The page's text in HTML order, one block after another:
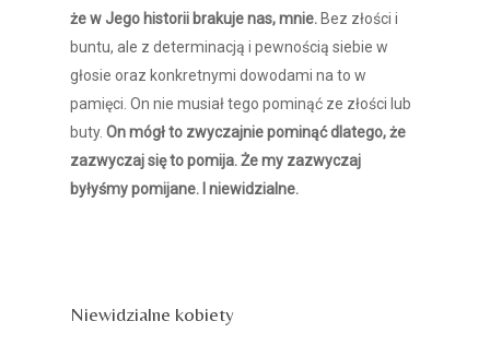
że w Jego historii brakuje nas, mnie. Bez złości i
buntu, ale z determinacją i pewnością siebie w
głosie oraz konkretnymi dowodami na to w
pamięci. On nie musiał tego pominąć ze złości lub
buty.On mógł to zwyczajnie pominąć dlatego, że
zazwyczaj się to pomija. Że my zazwyczaj
byłyśmy pomijane. I niewidzialne.
Niewidzialne kobiety